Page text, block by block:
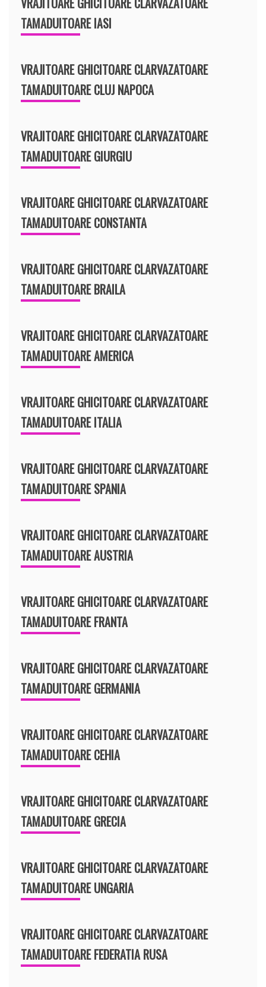
TAMADUITOARE IASI
VRAJITOARE GHICITOARE CLARVAZATOARE
TAMADUITOARE CLUJ NAPOCA
VRAJITOARE GHICITOARE CLARVAZATOARE
TAMADUITOARE GIURGIU
VRAJITOARE GHICITOARE CLARVAZATOARE
TAMADUITOARE CONSTANTA
VRAJITOARE GHICITOARE CLARVAZATOARE
TAMADUITOARE BRAILA
VRAJITOARE GHICITOARE CLARVAZATOARE
TAMADUITOARE AMERICA
VRAJITOARE GHICITOARE CLARVAZATOARE
TAMADUITOARE ITALIA
VRAJITOARE GHICITOARE CLARVAZATOARE
TAMADUITOARE SPANIA
VRAJITOARE GHICITOARE CLARVAZATOARE
TAMADUITOARE AUSTRIA
VRAJITOARE GHICITOARE CLARVAZATOARE
TAMADUITOARE FRANTA
VRAJITOARE GHICITOARE CLARVAZATOARE
TAMADUITOARE GERMANIA
VRAJITOARE GHICITOARE CLARVAZATOARE
TAMADUITOARE CEHIA
VRAJITOARE GHICITOARE CLARVAZATOARE
TAMADUITOARE GRECIA
VRAJITOARE GHICITOARE CLARVAZATOARE
TAMADUITOARE UNGARIA
VRAJITOARE GHICITOARE CLARVAZATOARE
TAMADUITOARE FEDERATIA RUSA